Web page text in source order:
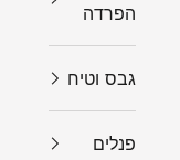
הפרדה
גבס וטיח
פנלים